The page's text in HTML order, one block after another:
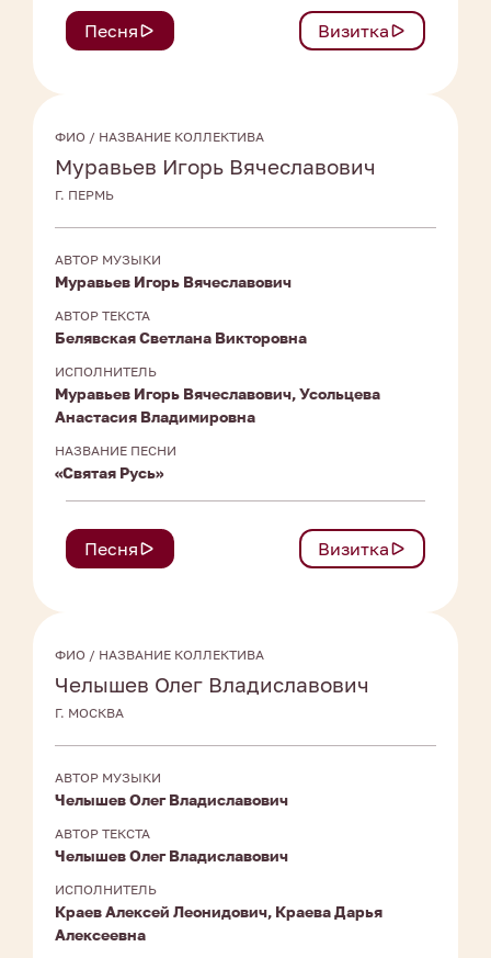
Песня Визитка
ФИО / НАЗВАНИЕ КОЛЛЕКТИВА
Муравьев Игорь Вячеславович
Г. ПЕРМЬ
АВТОР МУЗЫКИ
Муравьев Игорь Вячеславович
АВТОР ТЕКСТА
Белявская Светлана Викторовна
ИСПОЛНИТЕЛЬ
Муравьев Игорь Вячеславович, Усольцева
Анастасия Владимировна
НАЗВАНИЕ ПЕСНИ
«Святая Русь»
Песня Визитка
ФИО / НАЗВАНИЕ КОЛЛЕКТИВА
Челышев Олег Владиславович
Г. МОСКВА
АВТОР МУЗЫКИ
Челышев Олег Владиславович
АВТОР ТЕКСТА
Челышев Олег Владиславович
ИСПОЛНИТЕЛЬ
Краев Алексей Леонидович, Краева Дарья
Алексеевна